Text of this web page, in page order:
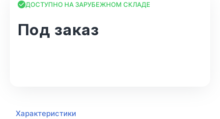
ДОСТУПНО НА ЗАРУБЕЖНОМ СКЛАДЕ
Под заказ
Характеристики